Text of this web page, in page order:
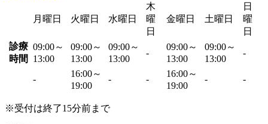
月曜日 火曜日 水曜日
木
曜
日
金曜日 土曜日
日
曜
日
診療
時間
09:00～
13:00
09:00～
13:00
09:00～
13:00
-
09:00～
13:00
09:00～
13:00
-
-
16:00～
19:00
- -
16:00～
19:00
- -
※受付は終了15分前まで